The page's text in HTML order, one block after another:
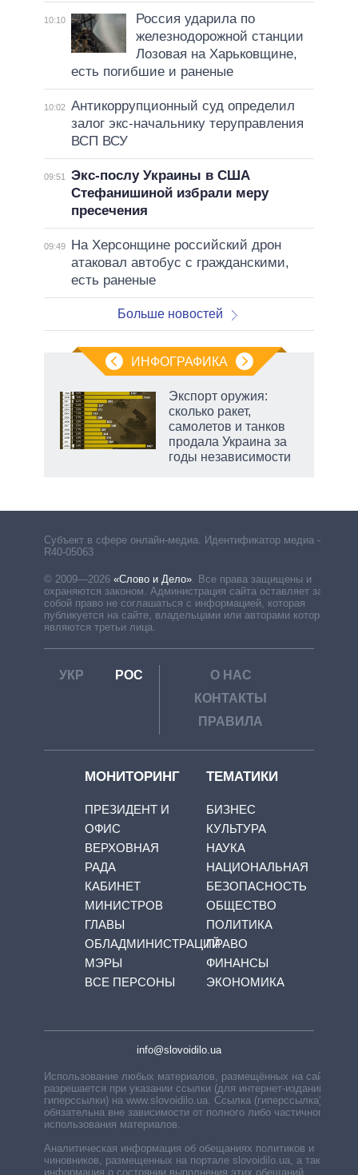
10:10
Россия ударила по
железнодорожной станции
Лозовая на Харьковщине,
есть погибшие и раненые
10:02 Антикоррупционный суд определил
залог экс-начальнику теруправления
ВСП ВСУ
09:51
Экс-послу Украины в США
Стефанишиной избрали меру
пресечения
09:49
На Херсонщине российский дрон
атаковал автобус с гражданскими,
есть раненые
Больше новостей
ИНФОГРАФИКА
Экспорт оружия:
сколько ракет,
самолетов и танков
продала Украина за
годы независимости
Субъект в сфере онлайн-медиа. Идентификатор медиа –
R40-05063
© 2009—2026 «Слово и Дело». Все права защищены и
охраняются законом. Администрация сайта оставляет за
собой право не соглашаться с информацией, которая
публикуется на сайте, владельцами или авторами которой
являются третьи лица.
УКР РОС
О НАС
КОНТАКТЫ
ПРАВИЛА
МОНИТОРИНГ
ПРЕЗИДЕНТ И
ОФИС
ВЕРХОВНАЯ
РАДА
КАБИНЕТ
МИНИСТРОВ
ГЛАВЫ
ОБЛАДМИНИСТРАЦИЙ
МЭРЫ
ВСЕ ПЕРСОНЫ
ТЕМАТИКИ
БИЗНЕС
КУЛЬТУРА
НАУКА
НАЦИОНАЛЬНАЯ
БЕЗОПАСНОСТЬ
ОБЩЕСТВО
ПОЛИТИКА
ПРАВО
ФИНАНСЫ
ЭКОНОМИКА
info@slovoidilo.ua
Использование любых материалов, размещённых на сайте,
разрешается при указании ссылки (для интернет-изданий —
гиперссылки) на www.slovoidilo.ua. Ссылка (гиперссылка)
обязательна вне зависимости от полного либо частичного
использования материалов.
Аналитическая информация об обещаниях политиков и
чиновников, размещенных на портале slovoidilo.ua, а также
информация о состоянии выполнения этих обещаний,